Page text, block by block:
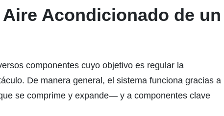
Acondicionado de un
componentes cuyo objetivo es regular la
De manera general, el sistema funciona gracias a
se comprime y expande— y a componentes clave